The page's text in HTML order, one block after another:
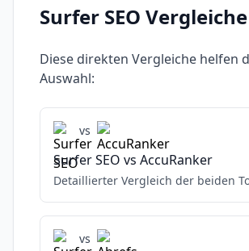
Surfer SEO Vergleiche
Diese direkten Vergleiche helfen
Auswahl:
vs
Surfer SEO vs AccuRanker
Detaillierter Vergleich der beiden
vs